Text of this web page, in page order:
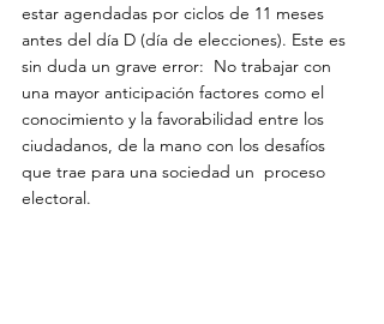
estar agendadas por ciclos de 11 meses
antes del día D (día de elecciones). Este es
sin duda un grave error:  No trabajar con
una mayor anticipación factores como el
conocimiento y la favorabilidad entre los
ciudadanos, de la mano con los desafíos
que trae para una sociedad un  proceso
electoral.